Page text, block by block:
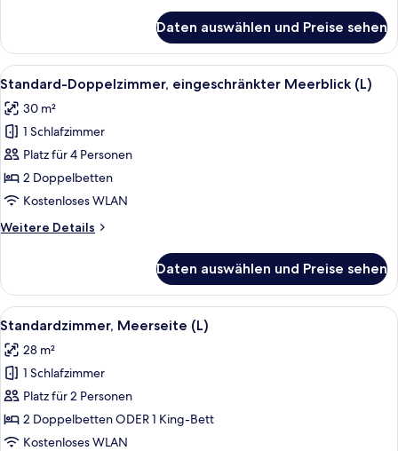
Meerseite
(C)
Daten auswählen und Preise sehen
Alle
Fotos
für
Standard-
Doppelzimmer,
eingeschränkter
Meerblick
anzeigen
Ein Hotelzimmer mit einem großen
5
Standard-Doppelzimmer, eingeschränkter Meerblick (L)
30 m²
1 Schlafzimmer
Platz für 4 Personen
2 Doppelbetten
Kostenloses WLAN
Weitere Details
Weitere
Doppelzimmer,
eingeschränkter
Meerblick
Daten auswählen und Preise sehen
Alle
Fotos
für
Standardzimmer,
Meerseite
(L)
anzeigen
Ein Hotelzimmer mit einem großen
7
Standardzimmer, Meerseite (L)
28 m²
1 Schlafzimmer
Platz für 2 Personen
2 Doppelbetten ODER 1 King-Bett
Kostenloses WLAN